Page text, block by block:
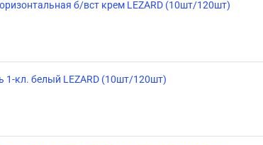
б/вст крем LEZARD (10шт/120шт)
1-кл. белый LEZARD (10шт/120шт)